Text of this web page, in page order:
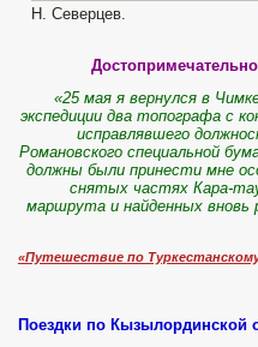
Н. Северцев.
«25 мая я вернулся в
экспедиции два топографа с
исправлявшего
Романовского специальной
должны были принести мне
снятых частях Кара-
маршрута и найденных вновь
«Путешествие по
Поездки по Кызылординской